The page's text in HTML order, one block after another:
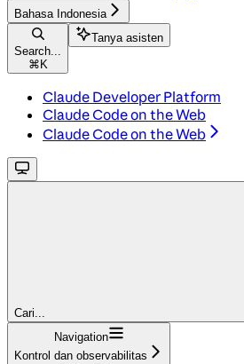
Bahasa Indonesia
Search...
⌘ K
Tanya asisten
Claude Developer Platform
Claude Code on the Web
Claude Code on the Web
Cari...
Navigation
Kontrol dan observabilitas